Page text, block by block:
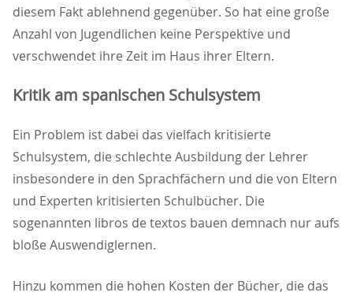
diesem Fakt ablehnend gegenüber. So hat eine große
Anzahl von Jugendlichen keine Perspektive und
verschwendet ihre Zeit im Haus ihrer Eltern.
Kritik am spanischen Schulsystem
Ein Problem ist dabei das vielfach kritisierte
Schulsystem, die schlechte Ausbildung der Lehrer
insbesondere in den Sprachfächern und die von Eltern
und Experten kritisierten Schulbücher. Die
sogenannten libros de textos bauen demnach nur aufs
bloße Auswendiglernen.
Hinzu kommen die hohen Kosten der Bücher, die das